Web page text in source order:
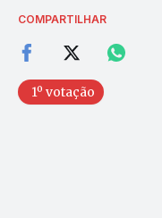
COMPARTILHAR
1º votação